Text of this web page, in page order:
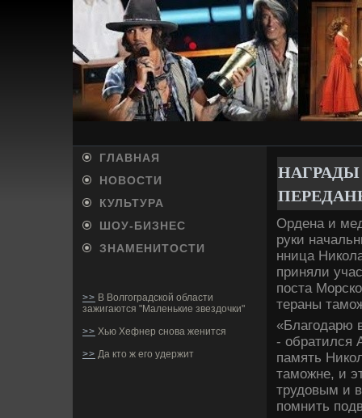
ГЛАВНАЯ
НОВОСТИ
КУЛЬТУРА
ШОУ-БИ­ЗНЕС
ЗНАМЕНИТОСТИ
>> В Волгоградской области
зажигаются "Маленькие звездочки"
>> Хью Хефнер снова женится
>> Да кто ж его удержит
Орде­на и
руки
нница
приняли
поста
тераны
«Благодарю
- обратился
память
таможне, и
трудовым и
помнить